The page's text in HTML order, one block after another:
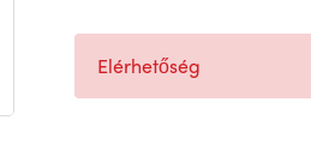
Elérhetőség